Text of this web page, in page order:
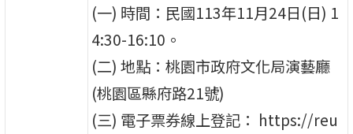
(一) 時間：民國113年11月24日(日) 1
4:30-16:10。
(二) 地點：桃園市政府文化局演藝廳
(桃園區縣府路21號)
(三) 電子票券線上登記： https://reu